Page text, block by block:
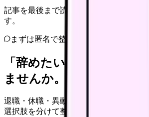
記事を最後まで読むと、転職サポート
す。
まずは匿名で整理
「辞めたい」を、カンゴ
ませんか。
退職・休職・異動を急いで決める前に
選択肢を分けて整理します。 「辞めた